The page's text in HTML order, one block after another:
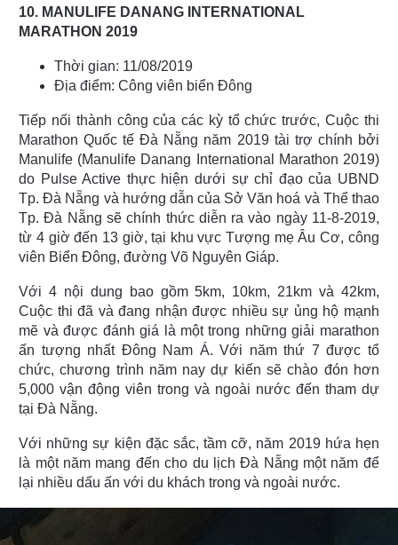
10. MANULIFE DANANG INTERNATIONAL
MARATHON 2019
Thời gian: 11/08/2019
Địa điểm: Công viên biển Đông
Tiếp nối thành công của các kỳ tổ chức trước, Cuộc thi
Marathon Quốc tế Đà Nẵng năm 2019 tài trợ chính bởi
Manulife (Manulife Danang International Marathon 2019)
do Pulse Active thực hiện dưới sự chỉ đạo của UBND
Tp. Đà Nẵng và hướng dẫn của Sở Văn hoá và Thể thao
Tp. Đà Nẵng sẽ chính thức diễn ra vào ngày 11-8-2019,
từ 4 giờ đến 13 giờ, tại khu vực Tượng mẹ Âu Cơ, công
viên Biển Đông, đường Võ Nguyên Giáp.
Với 4 nội dung bao gồm 5km, 10km, 21km và 42km,
Cuộc thi đã và đang nhận được nhiều sự ủng hộ mạnh
mẽ và được đánh giá là một trong những giải marathon
ấn tượng nhất Đông Nam Á. Với năm thứ 7 được tổ
chức, chương trình năm nay dự kiến sẽ chào đón hơn
5,000 vận động viên trong và ngoài nước đến tham dự
tại Đà Nẵng.
Với những sự kiện đặc sắc, tầm cỡ, năm 2019 hứa hẹn
là một năm mang đến cho du lịch Đà Nẵng một năm để
lại nhiều dấu ấn với du khách trong và ngoài nước.